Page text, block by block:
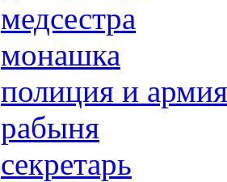
медсестра
монашка
полиция и армия
рабыня
секретарь